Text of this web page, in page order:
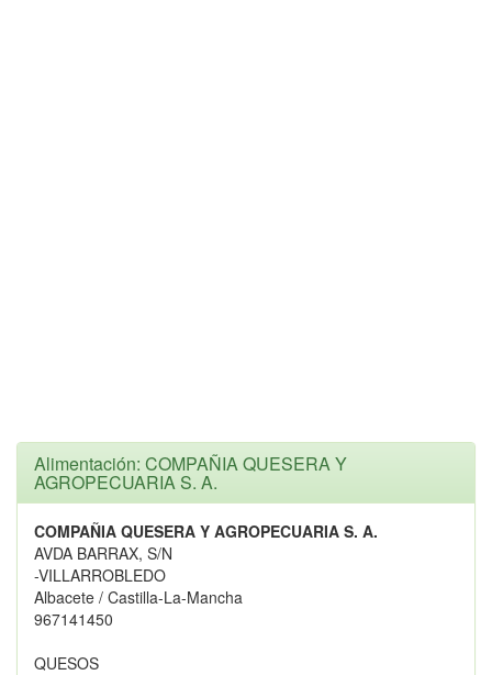
Alimentación: COMPAÑIA QUESERA Y
AGROPECUARIA S. A.
COMPAÑIA QUESERA Y AGROPECUARIA S. A.
AVDA BARRAX, S/N
-VILLARROBLEDO
Albacete / Castilla-La-Mancha
967141450
QUESOS